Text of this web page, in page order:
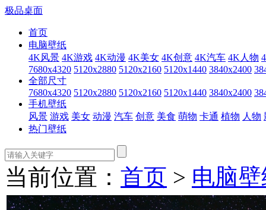
极品桌面
首页
电脑壁纸
4K风景 4K游戏 4K动漫 4K美女 4K创意 4K汽车 4K人物
7680x4320 5120x2880 5120x2160 5120x1440 3840x2400
全部尺寸
7680x4320 5120x2880 5120x2160 5120x1440 3840x2400
手机壁纸
风景 游戏 美女 动漫 汽车 创意 美食 萌物 卡通 植物 人物
热门壁纸
当前位置： 首页 > 电脑